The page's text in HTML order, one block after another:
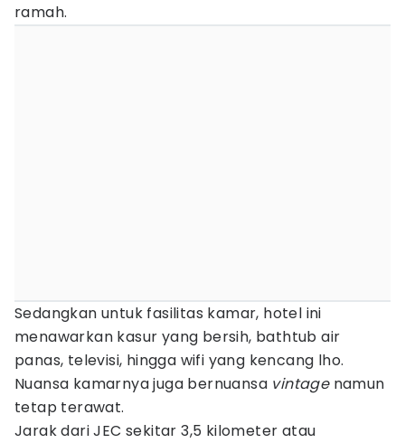
ramah.
Sedangkan untuk fasilitas kamar, hotel ini
menawarkan kasur yang bersih, bathtub air
panas, televisi, hingga wifi yang kencang lho.
Nuansa kamarnya juga bernuansa vintagenamun
tetap terawat.
Jarak dari JEC sekitar 3,5 kilometer atau